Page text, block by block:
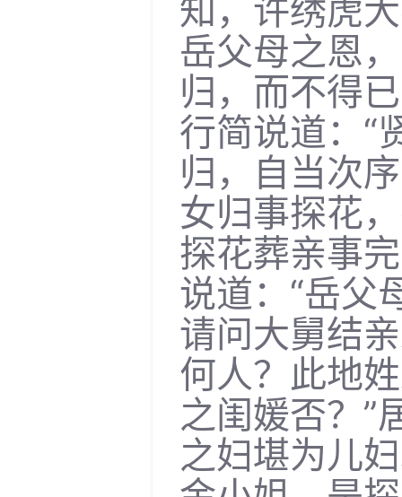
知，许绣虎
岳父母之恩
归，而不得
行简说道：“
归，自当次
女归事探花
探花葬亲事
说道：“岳父
请问大舅结
何人？此地
之闺媛否？”
之妇堪为儿